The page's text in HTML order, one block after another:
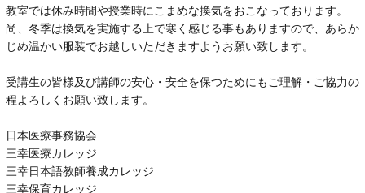
教室では休み時間や授業時にこまめな換気をおこなっております。
尚、冬季は換気を実施する上で寒く感じる事もありますので、あらか
じめ温かい服装でお越しいただきますようお願い致します。
受講生の皆様及び講師の安心・安全を保つためにもご理解・ご協力の
程よろしくお願い致します。
日本医療事務協会
三幸医療カレッジ
三幸日本語教師養成カレッジ
三幸保育カレッジ